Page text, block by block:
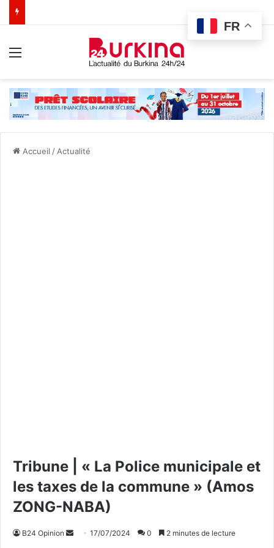
Accueil / Actualité
Tribune | « La Police municipale et
les taxes de la commune » (Amos
ZONG-NABA)
B24 Opinion 17/07/2024 0 2 minutes de lecture
FR